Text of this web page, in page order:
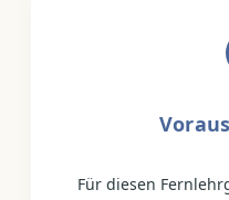
Für diesen